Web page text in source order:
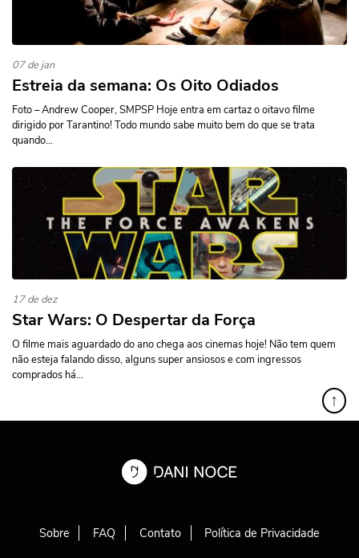
07 de jan
Estreia da semana: Os Oito Odiados
Foto – Andrew Cooper, SMPSP Hoje entra em cartaz o oitavo filme
dirigido por Tarantino! Todo mundo sabe muito bem do que se trata
quando...
17 de dez
Star Wars: O Despertar da Força
O filme mais aguardado do ano chega aos cinemas hoje! Não tem quem
não esteja falando disso, alguns super ansiosos e com ingressos
comprados há...
↑
Sobre FAQ Contato Política de Privacidade